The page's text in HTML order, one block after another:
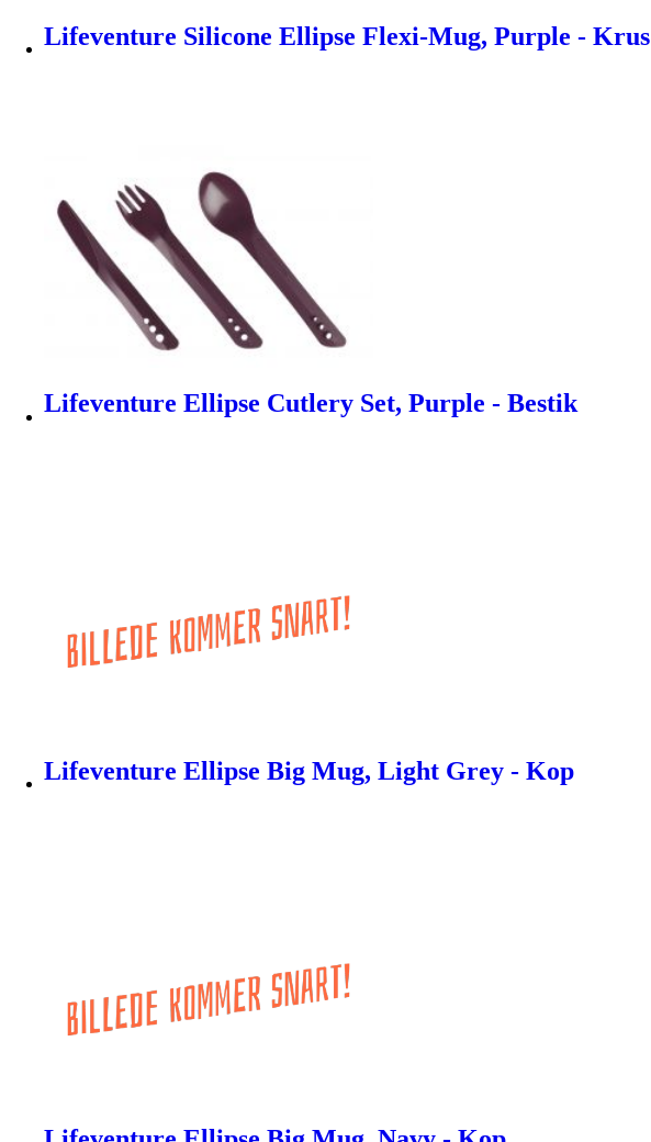
Lifeventure Silicone Ellipse Flexi-Mug, Purple - Krus
Lifeventure Ellipse Cutlery Set, Purple - Bestik
Lifeventure Ellipse Big Mug, Light Grey - Kop